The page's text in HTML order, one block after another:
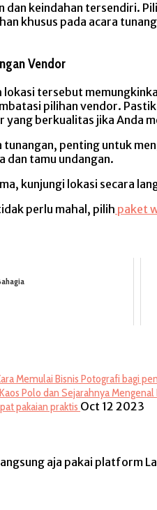
dan keindahan tersendiri.
khusus pada acara
Vendor
tersebut
pilihan vendor.
yang berkualitas jika Anda
tunangan, penting untuk
dan tamu undangan.
kunjungi lokasi secara
perlu mahal, pilih paket
Memulai Bisnis Potografi bagi
Mengenal
pakaian praktis Oct 12 2023
aja pakai platform